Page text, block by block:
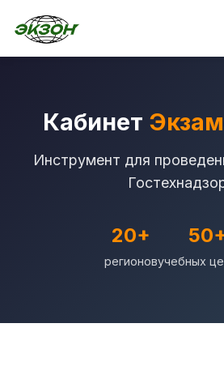
Кабинет
Инструмент для
20+
регионовучебных